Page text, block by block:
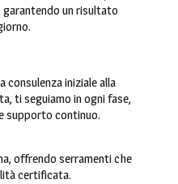
garantendo un risultato
consulenza iniziale alla
ti seguiamo in ogni fase,
supporto continuo.
offrendo serramenti che
certificata.